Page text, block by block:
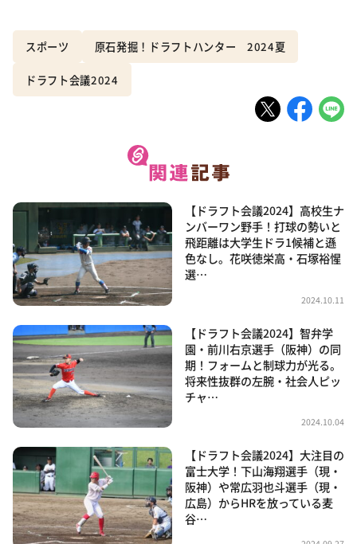
スポーツ 原石発掘！ドラフトハンター 2024夏
ドラフト会議2024
【ドラフト会議2024】高校生ナ
ンバーワン野手！打球の勢いと
飛距離は大学生ドラ1候補と遜
色なし。花咲徳栄高・石塚裕惺
選…
2024.10.11
【ドラフト会議2024】智弁学
園・前川右京選手（阪神）の同
期！フォームと制球力が光る。
将来性抜群の左腕・社会人ピッ
チャ…
2024.10.04
【ドラフト会議2024】大注目の
富士大学！下山海翔選手（現・
阪神）や常広羽也斗選手（現・
広島）からHRを放っている麦
谷…